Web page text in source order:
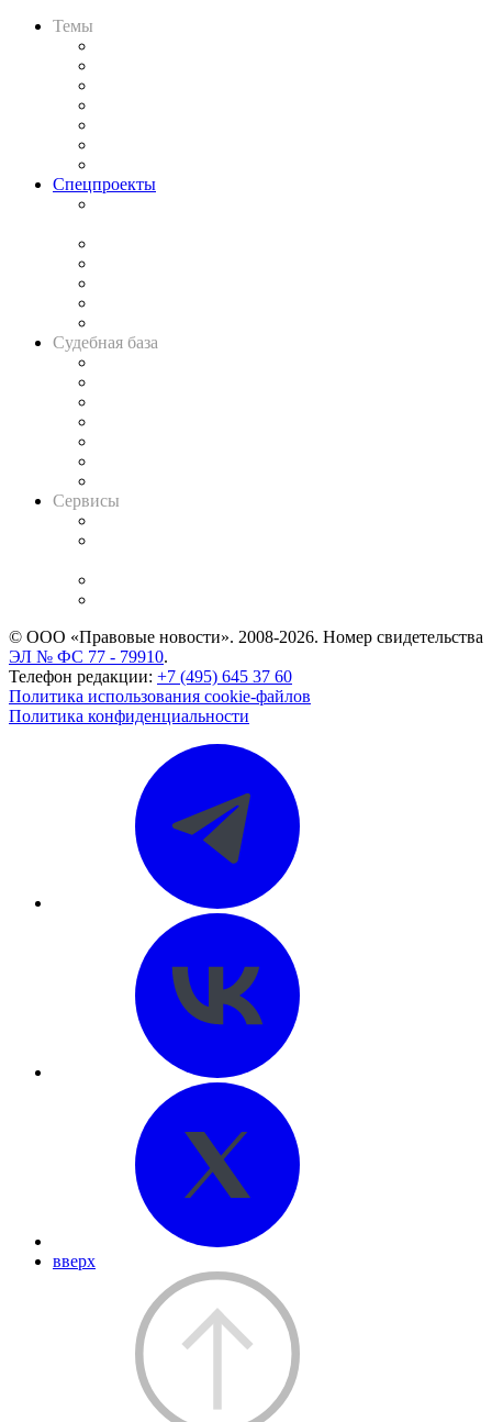
Темы
Спецпроекты
Судебная база
Сервисы
© ООО «Правовые новости». 2008-2026. Номер свидетельства
ЭЛ № ФС 77 - 79910.
Телефон редакции: +7 (495) 645 37 60
Политика использования cookie-файлов
Политика конфиденциальности
вверх